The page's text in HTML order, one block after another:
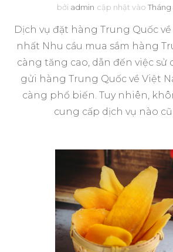
bởi admin cập nhật vào Tháng
Dịch vụ đặt hàng Trung Quốc
nhất Nhu cầu mua sắm hàng
càng tăng cao, dẫn đến việc sử
gửi hàng Trung Quốc về Việt
càng phổ biến. Tuy nhiên,
cung cấp dịch vụ nào